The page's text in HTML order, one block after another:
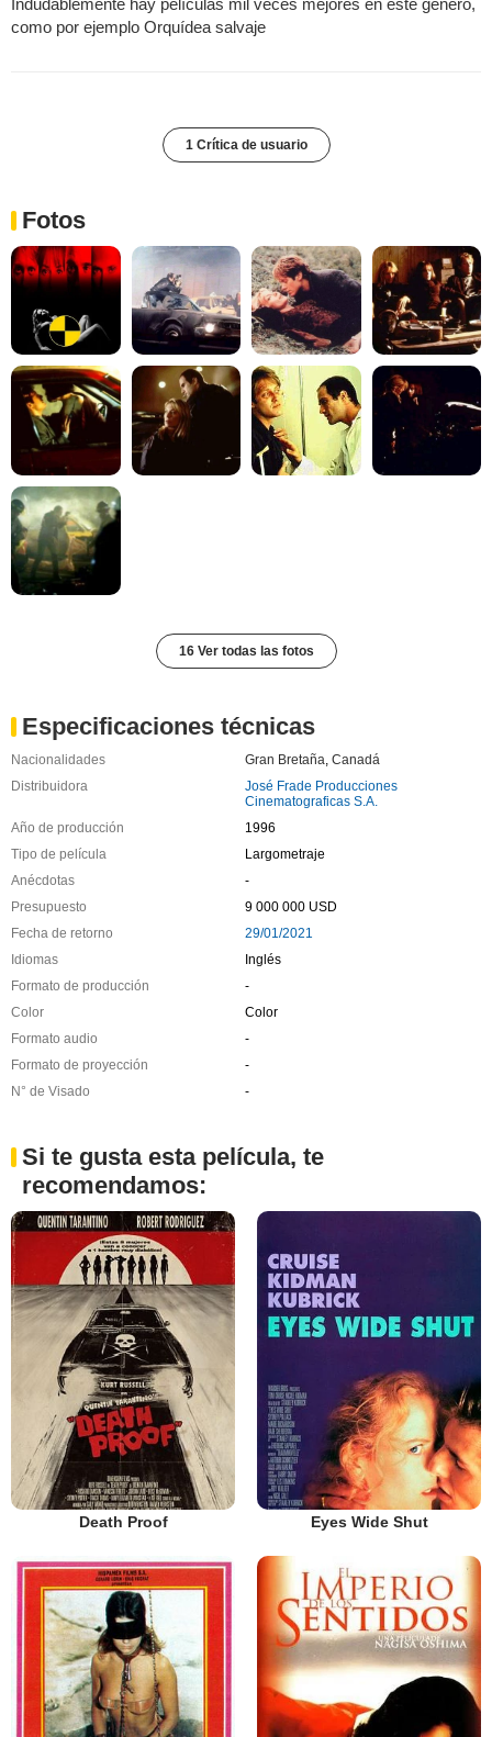
Indudablemente hay películas mil veces mejores en este género,
como por ejemplo Orquídea salvaje
1 Crítica de usuario
Fotos
16 Ver todas las fotos
Especificaciones técnicas
Nacionalidades Gran Bretaña, Canadá
Distribuidora
José Frade Producciones
Cinematograficas S.A.
Año de producción
1996
Tipo de película
Largometraje
Anécdotas
-
Presupuesto
9 000 000 USD
Fecha de retorno
29/01/2021
Idiomas
Inglés
Formato de producción
-
Color
Color
Formato audio
-
Formato de proyección
-
N° de Visado
-
Si te gusta esta película, te
recomendamos:
Death Proof Eyes Wide Shut